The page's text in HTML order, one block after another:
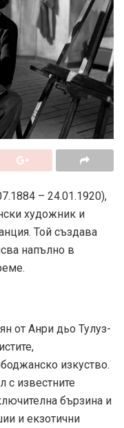
– 24.01.1920),
художник и
Той създава
напълно в
от Анри дьо Тулуз-
изкуство.
с известните
бързина и
и екзотични